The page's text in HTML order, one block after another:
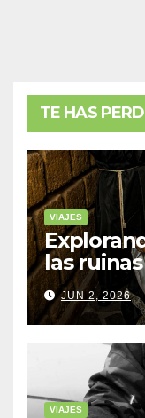
TE HAS
VIAJES
las
deJUN 2, 2026
VIAJES